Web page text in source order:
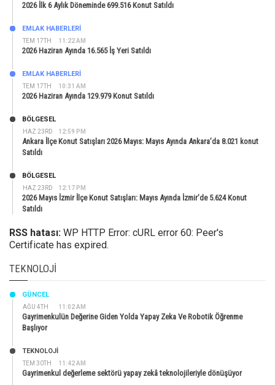
2026 İlk 6 Aylık Döneminde 699.516 Konut Satıldı
TEM 17TH 11:22 AM
EMLAK HABERLERI
2026 Haziran Ayında 16.565 İş Yeri Satıldı
TEM 17TH 10:31 AM
EMLAK HABERLERI
2026 Haziran Ayında 129.979 Konut Satıldı
HAZ 23RD 12:59 PM
BÖLGESEL
Ankara İlçe Konut Satışları 2026 Mayıs: Mayıs Ayında Ankara’da 8.021 konut
Satıldı
HAZ 23RD 12:17 PM
BÖLGESEL
2026 Mayıs İzmir İlçe Konut Satışları: Mayıs Ayında İzmir’de 5.624 Konut
Satıldı
RSS hatası: WP HTTP Error: cURL error 60: Peer's
Certificate has expired.
TEKNOLOJI
AĞU 4TH 11:02 AM
GÜNCEL
Gayrimenkulün Değerine Giden Yolda Yapay Zeka Ve Robotik Öğrenme
Başlıyor
TEM 30TH 11:42 AM
TEKNOLOJİ
Gayrimenkul değerleme sektörü yapay zekâ teknolojileriyle dönüşüyor